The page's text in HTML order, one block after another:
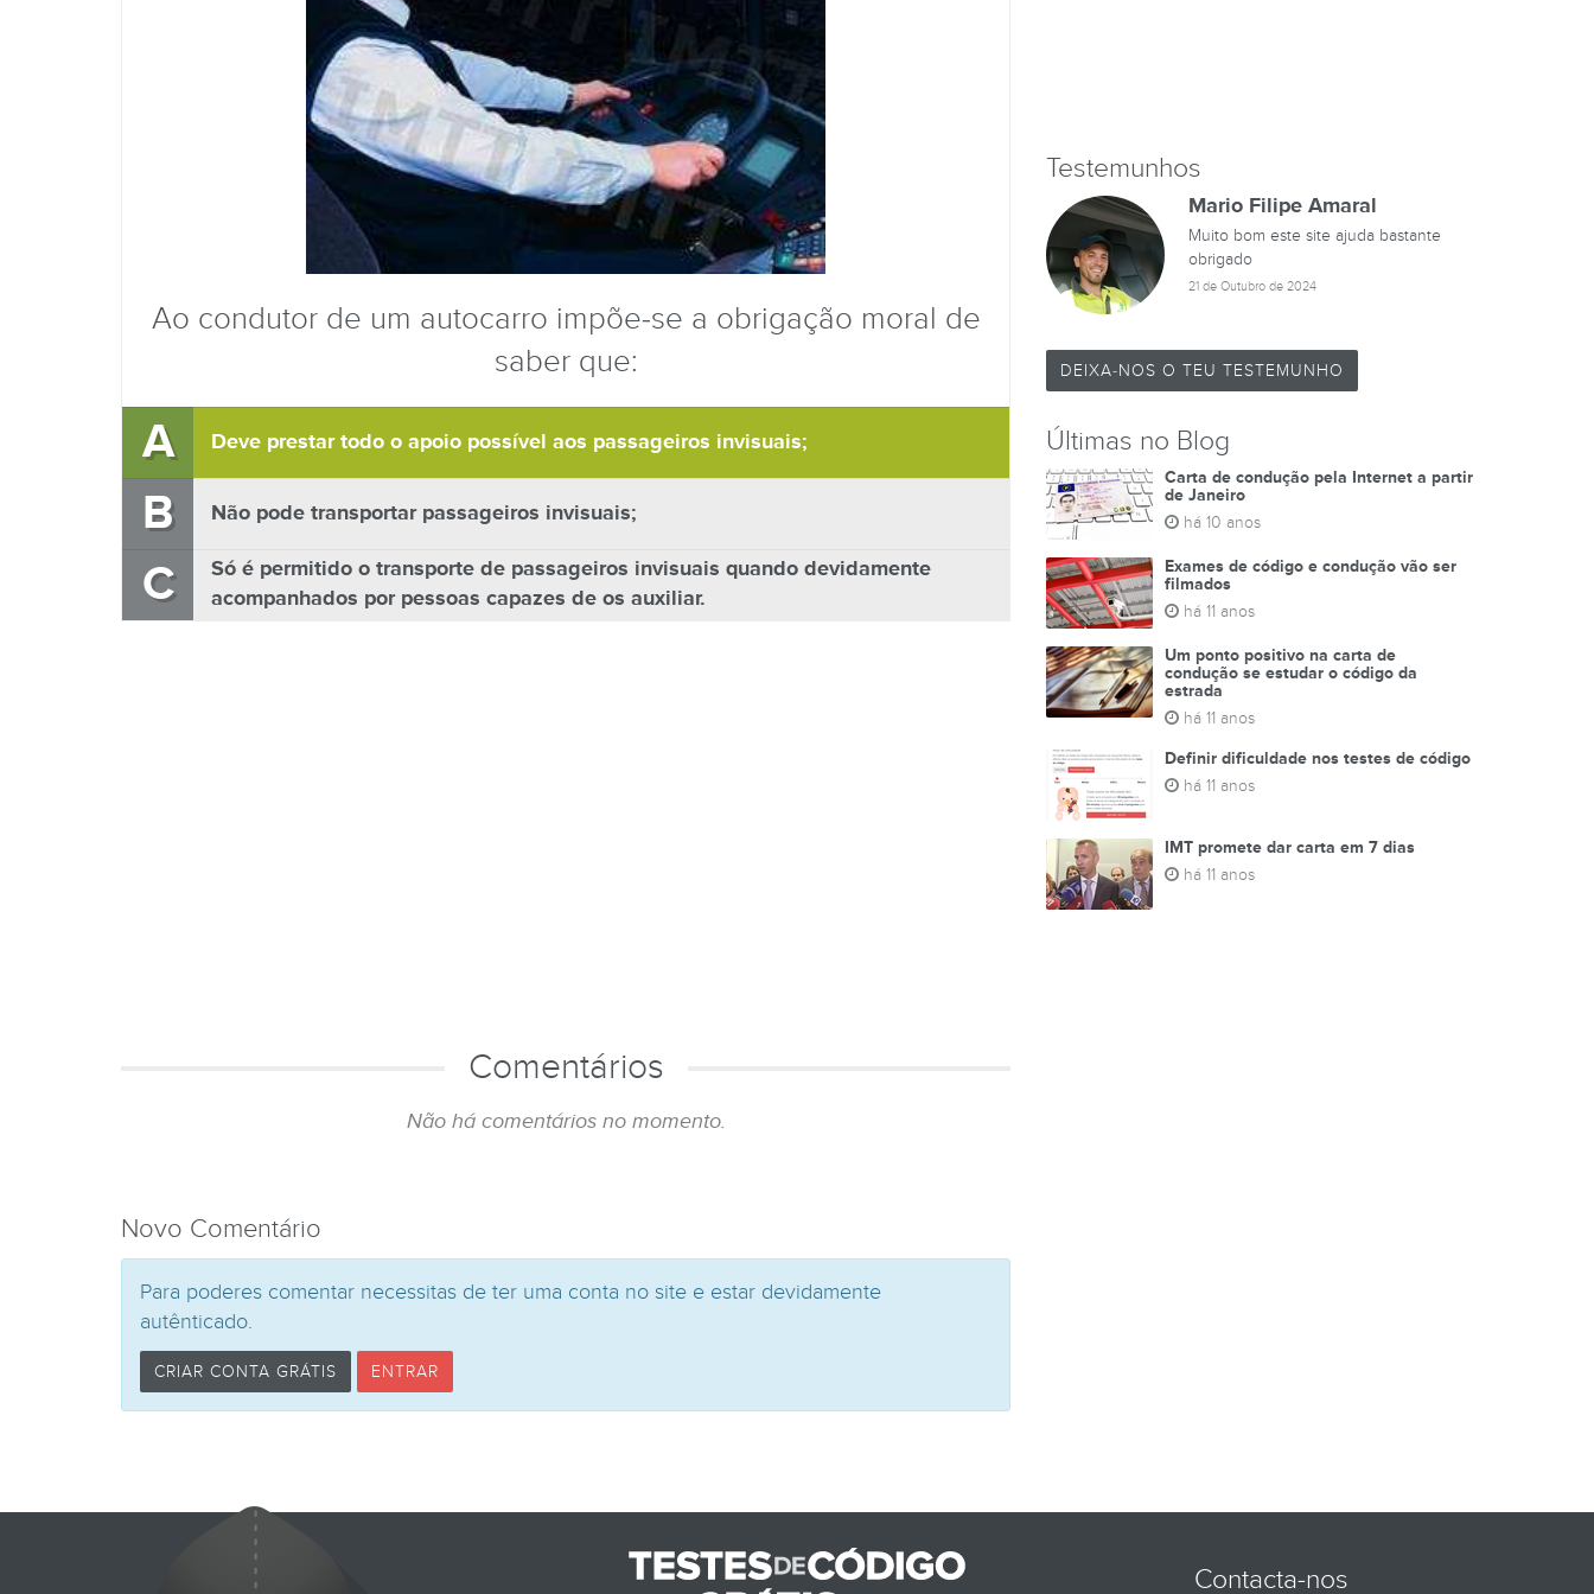
Ao condutor de um autocarro impõe-se a obrigação moral de
saber que:
A Deve prestar todo o apoio possível aos passageiros invisuais;
B Não pode transportar passageiros invisuais;
C
Só é permitido o transporte de passageiros invisuais quando devidamente
acompanhados por pessoas capazes de os auxiliar.
Comentários
Não há comentários no momento.
Novo Comentário
Para poderes comentar necessitas de ter uma conta no site e estar devidamente
autênticado.
CRIAR CONTA GRÁTIS ENTRAR
Testemunhos
Mario Filipe Amaral
Muito bom este site ajuda bastante
obrigado
21 de Outubro de 2024
DEIXA-NOS O TEU TESTEMUNHO
Últimas no Blog
Carta de condução pela Internet a partir
de Janeiro
há 10 anos
Exames de código e condução vão ser
filmados
há 11 anos
Um ponto positivo na carta de
condução se estudar o código da
estrada
há 11 anos
Definir dificuldade nos testes de código
há 11 anos
IMT promete dar carta em 7 dias
há 11 anos
Contacta-nos